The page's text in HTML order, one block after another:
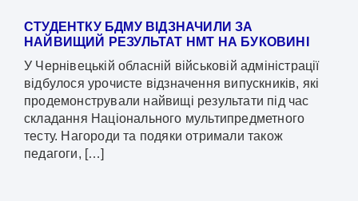
СТУДЕНТКУ БДМУ ВІДЗНАЧИЛИ ЗА
НАЙВИЩИЙ РЕЗУЛЬТАТ НМТ НА БУКОВИНІ
У Чернівецькій обласній військовій адміністрації
відбулося урочисте відзначення випускників, які
продемонстрували найвищі результати під час
складання Національного мультипредметного
тесту. Нагороди та подяки отримали також
педагоги, […]